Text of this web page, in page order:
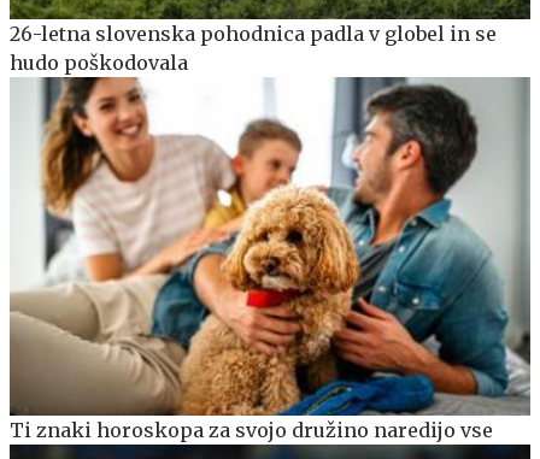
26-letna slovenska pohodnica padla v globel in se
hudo poškodovala
Ti znaki horoskopa za svojo družino naredijo vse